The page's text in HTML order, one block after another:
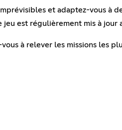
et adaptez-vous à
est régulièrement mis à
à relever les missions les